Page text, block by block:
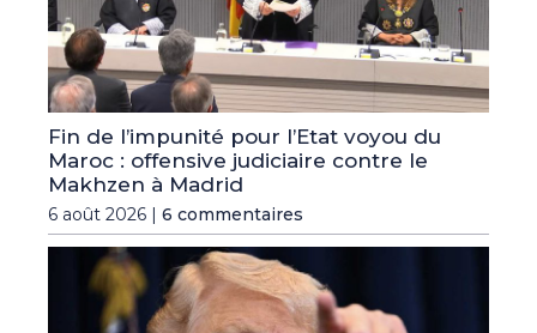
Fin de l’impunité pour l’Etat voyou du
Maroc : offensive judiciaire contre le
Makhzen à Madrid
6 août 2026 | 6 commentaires